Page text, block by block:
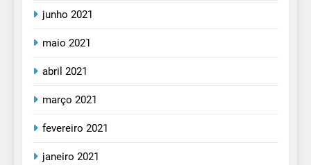
junho 2021
maio 2021
abril 2021
março 2021
fevereiro 2021
janeiro 2021